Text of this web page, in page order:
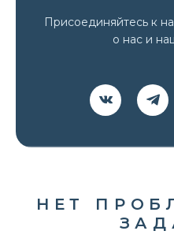
Присоединяйтесь к
о нас и
НЕТ